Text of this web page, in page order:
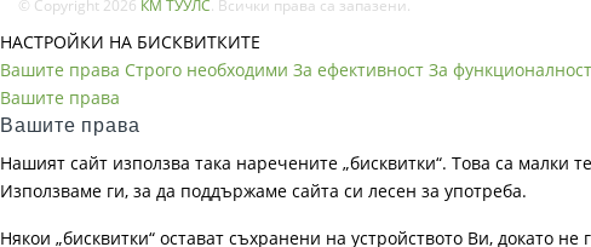
© Copyright 2026 КМ ТУУЛС . Всички права са запазени.
НАСТРОЙКИ НА БИСКВИТКИТЕ
Вашите права Строго необходими За ефективност За
Вашите права
Вашите права
Нашият сайт използва така наречените „бисквитки“. Това са малки
Използваме ги, за да поддържаме сайта си лесен за употреба.
Някои „бисквитки“ остават съхранени на устройството Ви,